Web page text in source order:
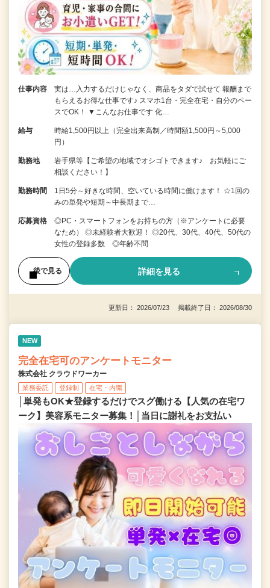
仕事内容
実は…入力するだけじゃなく、商品をタダで試せて 報酬まで
もらえるお得な仕事です♪ スマホ1台・完全在宅・自分のペー
スでOK！ ▼こんなお仕事です 化…
給与
時給1,500円以上（完全出来高制／時間額1,500円～5,000
円）
勤務地
岩手県等【ご希望の地域でオシゴトできます♪ お気軽にご
相談ください！】
勤務時間
1日5分～好きな時間、空いている時間に働けます！ ☆1回の
みの単発や短期～中長期まで…
応募資格
◎PC・スマートフォンをお持ちの方（※アンケートに必要
なため） ◎未経験者大歓迎！ ◎20代、30代、40代、50代の
女性の登録多数 ◎年齢不問
後で見る 詳細を見る
更新日： 2026/07/23 掲載終了日： 2026/08/30
NEW
完全在宅可のアンケートモニター
株式会社 クラウドワーカー
業務委託 登録制 在宅・内職
│単発もOK★登録するだけでスグ働ける【人気の在宅ワ
ーク】美容系モニター募集！│当日に謝礼をお支払い